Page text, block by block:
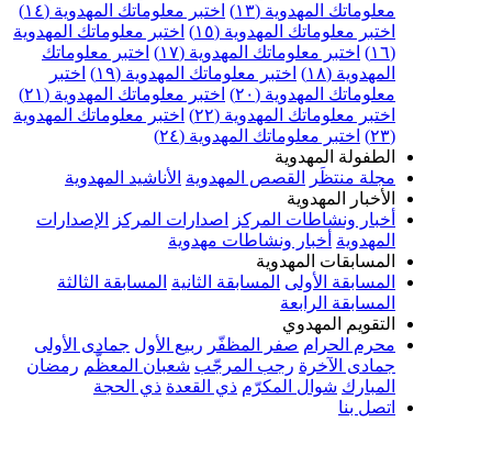
معلوماتك المهدوية (١٣)
اختبر معلوماتك المهدوية (١٤)
اختبر معلوماتك المهدوية (١٥)
اختبر معلوماتك المهدوية
(١٦)
اختبر معلوماتك المهدوية (١٧)
اختبر معلوماتك
المهدوية (١٨)
اختبر معلوماتك المهدوية (١٩)
اختبر
معلوماتك المهدوية (٢٠)
اختبر معلوماتك المهدوية (٢١)
اختبر معلوماتك المهدوية (٢٢)
اختبر معلوماتك المهدوية
(٢٣)
اختبر معلوماتك المهدوية (٢٤)
الطفولة المهدوية
مجلة منتظَر
القصص المهدوية الأناشيد المهدوية
الأخبار المهدوية
أخبار ونشاطات المركز
اصدارات المركز
الإصدارات
المهدوية أخبار ونشاطات مهدوية
المسابقات المهدوية
المسابقة الأولى المسابقة الثانية المسابقة الثالثة
المسابقة الرابعة
التقويم المهدوي
محرم الحرام صفر المظفّر ربيع الأول جمادى الأولى
جمادى الآخرة رجب المرجّب شعبان المعظّم رمضان
المبارك شوال المكرّم ذي القعدة ذي الحجة
اتصل بنا